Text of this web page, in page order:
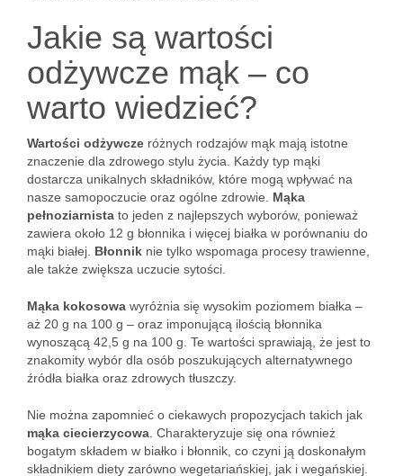
Jakie są wartości
odżywcze mąk – co
warto wiedzieć?
Wartości odżywcze różnych rodzajów mąk mają istotne
znaczenie dla zdrowego stylu życia. Każdy typ mąki
dostarcza unikalnych składników, które mogą wpływać na
nasze samopoczucie oraz ogólne zdrowie. Mąka
pełnoziarnista to jeden z najlepszych wyborów, ponieważ
zawiera około 12 g błonnika i więcej białka w porównaniu do
mąki białej. Błonnik nie tylko wspomaga procesy trawienne,
ale także zwiększa uczucie sytości.
Mąka kokosowa wyróżnia się wysokim poziomem białka –
aż 20 g na 100 g – oraz imponującą ilością błonnika
wynoszącą 42,5 g na 100 g. Te wartości sprawiają, że jest to
znakomity wybór dla osób poszukujących alternatywnego
źródła białka oraz zdrowych tłuszczy.
Nie można zapomnieć o ciekawych propozycjach takich jak
mąka ciecierzycowa . Charakteryzuje się ona również
bogatym składem w białko i błonnik, co czyni ją doskonałym
składnikiem diety zarówno wegetariańskiej, jak i wegańskiej.